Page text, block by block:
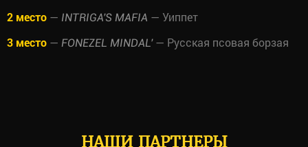
2 место — INTRIGA'S MAFIA — Уиппет
3 место — FONEZEL MINDAL'— Русская псовая борзая
НАШИ ПАРТНЕРЫ